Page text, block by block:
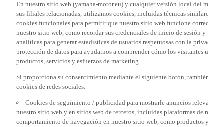
En nuestro sitio web (yamaha-motor.eu) y cualquier versión local del
sus filiales relacionadas, utilizamos cookies, incluidas técnicas
cookies funcionales para permitir que nuestro sitio web funcione
nuestro sitio web, como recordar sus credenciales de inicio de sesión
analíticas para generar estadísticas de usuarios respetuosas con la
protección de datos para ayudarnos a comprender cómo los
productos, servicios y esfuerzos de marketing.
Si proporciona su consentimiento mediante el siguiente botón,
cookies de redes sociales:
Cookies de seguimiento / publicidad para mostrarle anuncios
nuestro sitio web y en sitios web de terceros, incluidas plataformas de
comportamiento de navegación en nuestro sitio web, como productos